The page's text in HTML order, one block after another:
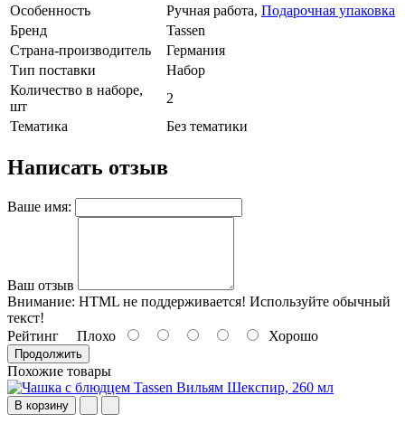
Особенность
Ручная работа, Подарочная упаковка
Бренд
Tassen
Страна-производитель
Германия
Тип поставки
Набор
Количество в наборе,
шт
2
Тематика
Без тематики
Написать отзыв
Ваше имя:
Ваш отзыв
Внимание: HTML не поддерживается! Используйте обычный
текст!
Рейтинг Плохо Хорошо
Продолжить
Похожие товары
В корзину